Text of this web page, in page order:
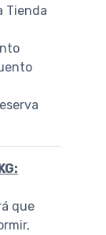
Tienda
que